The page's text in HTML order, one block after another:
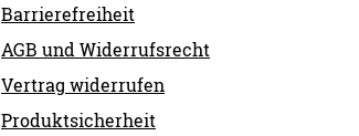
Barrierefreiheit
AGB und Widerrufsrecht
Vertrag widerrufen
Produktsicherheit